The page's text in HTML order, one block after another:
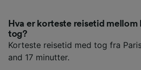
Hva er korteste reisetid mellom
tog?
Korteste reisetid med tog fra
and 17 minutter.